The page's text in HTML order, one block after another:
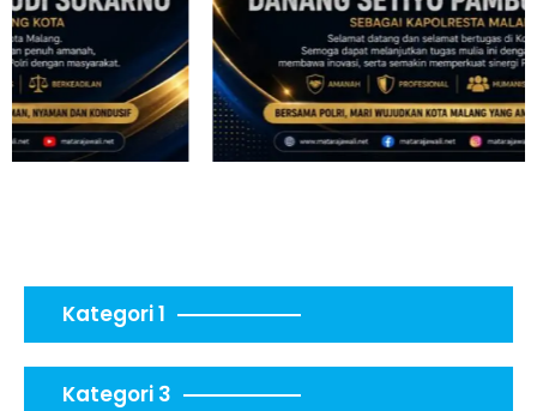
Kategori 1
Kategori 3